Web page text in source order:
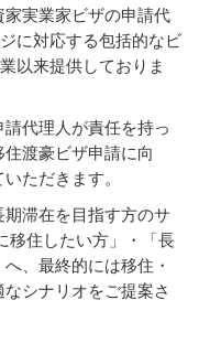
実業家ビザの申請代
に対応する包括的なビ
以来提供しておりま
代理人が責任を持っ
渡豪ビザ申請に向
ただきます。
滞在を目指す方のサ
移住したい方」・「長
、最終的には移住・
シナリオをご提案さ